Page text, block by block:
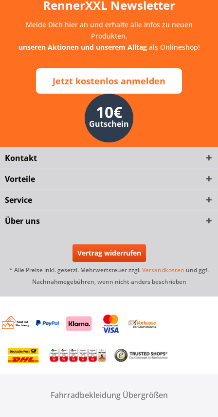
RennerXXL Newsletter
Melde Dich hier an und erhalte alle Infos zu neuen
Produkten,
unseren Aktionen und unserem Alltagals Onlineshop!
Jetzt kostenlos anmelden
10€
Gutschein
Kontakt
Vorteile
Service
Über uns
Vertrag widerrufen
* Alle Preise inkl. gesetzl. Mehrwertsteuer zzgl.Versandkosten und ggf.
Nachnahmegebühren, wenn nicht anders beschrieben
Fahrradbekleidung Übergrößen